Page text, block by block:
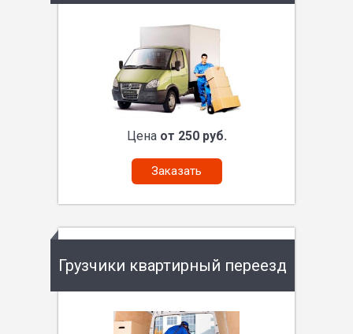
Цена от 250 руб.
Заказать
Грузчики квартирный переезд